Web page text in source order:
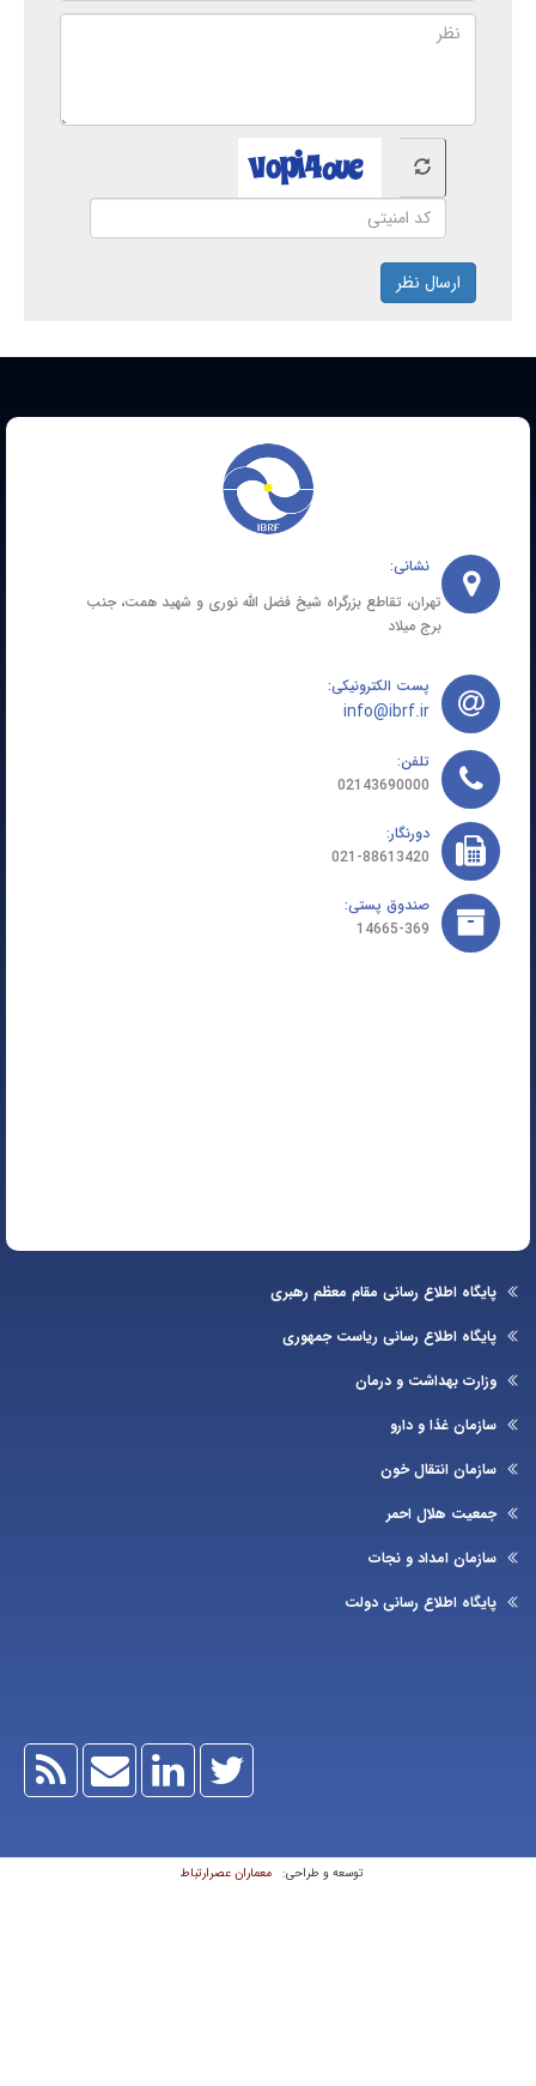
ارسال نظر
نشانی:
تهران، تقاطع بزرگراه شیخ فضل الله نوری و شهید همت، جنب
برج میلاد
پست الکترونیکی:
info@ibrf.ir
تلفن:
02143690000
دورنگار:
021-88613420
صندوق پستی:
14665-369
اطلاع رسانی مقام معظم رهبری
اطلاع رسانی ریاست جمهوری
بهداشت و درمان
غذا و دارو
انتقال خون
هلال احمر
امداد و نجات
اطلاع رسانی دولت
توسعه و طراحی: معماران عصر‌ارتباط